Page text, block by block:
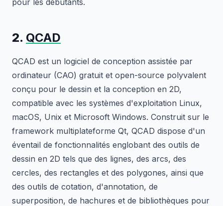
pour les débutants.
2. QCAD
QCAD est un logiciel de conception assistée par
ordinateur (CAO) gratuit et open-source polyvalent
conçu pour le dessin et la conception en 2D,
compatible avec les systèmes d'exploitation Linux,
macOS, Unix et Microsoft Windows. Construit sur le
framework multiplateforme Qt, QCAD dispose d'un
éventail de fonctionnalités englobant des outils de
dessin en 2D tels que des lignes, des arcs, des
cercles, des rectangles et des polygones, ainsi que
des outils de cotation, d'annotation, de
superposition, de hachures et de bibliothèques pour